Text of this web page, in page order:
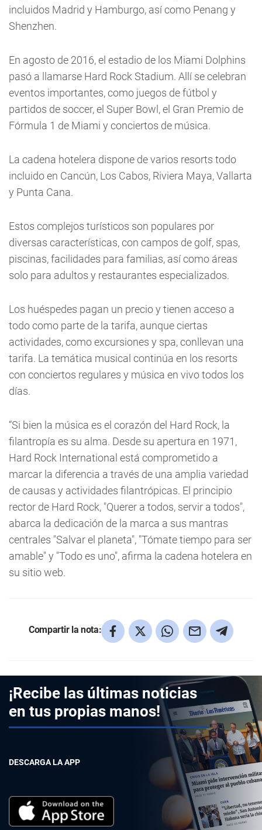
incluidos Madrid y Hamburgo, así como Penang y
Shenzhen.
En agosto de 2016, el estadio de los Miami Dolphins
pasó a llamarse Hard Rock Stadium. Allí se celebran
eventos importantes, como juegos de fútbol y
partidos de soccer, el Super Bowl, el Gran Premio de
Fórmula 1 de Miami y conciertos de música.
La cadena hotelera dispone de varios resorts todo
incluido en Cancún, Los Cabos, Riviera Maya, Vallarta
y Punta Cana.
Estos complejos turísticos son populares por
diversas características, con campos de golf, spas,
piscinas, facilidades para familias, así como áreas
solo para adultos y restaurantes especializados.
Los huéspedes pagan un precio y tienen acceso a
todo como parte de la tarifa, aunque ciertas
actividades, como excursiones y spa, conllevan una
tarifa. La temática musical continúa en los resorts
con conciertos regulares y música en vivo todos los
días.
“Si bien la música es el corazón del Hard Rock, la
filantropía es su alma. Desde su apertura en 1971,
Hard Rock International está comprometido a
marcar la diferencia a través de una amplia variedad
de causas y actividades filantrópicas. El principio
rector de Hard Rock, "Querer a todos, servir a todos",
abarca la dedicación de la marca a sus mantras
centrales "Salvar el planeta", "Tómate tiempo para ser
amable" y "Todo es uno", afirma la cadena hotelera en
su sitio web.
Compartir la nota:
¡Recibe las últimas noticias
en tus propias manos!
DESCARGA LA APP